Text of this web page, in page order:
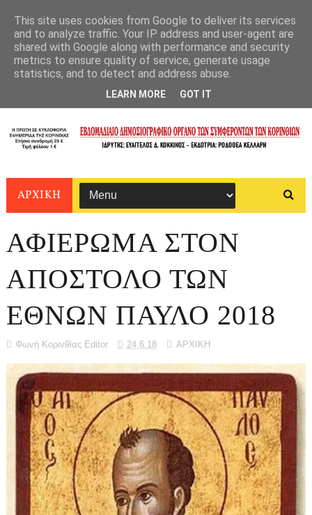
ΑΡΧΙΚΗ
ΑΦΙΕΡΩΜΑ ΣΤΟΝ
ΑΠΟΣΤΟΛΟ ΤΩΝ
ΕΘΝΩΝ ΠΑΥΛΟ 2018
Φωνή Κορινθίας Editor 24.6.18 ΑΡΧΙΚΗ
This site uses cookies from Google to deliver its services
and to analyze traffic. Your IP address and user-agent are
shared with Google along with performance and security
metrics to ensure quality of service, generate usage
statistics, and to detect and address abuse.
LEARN MORE GOT IT